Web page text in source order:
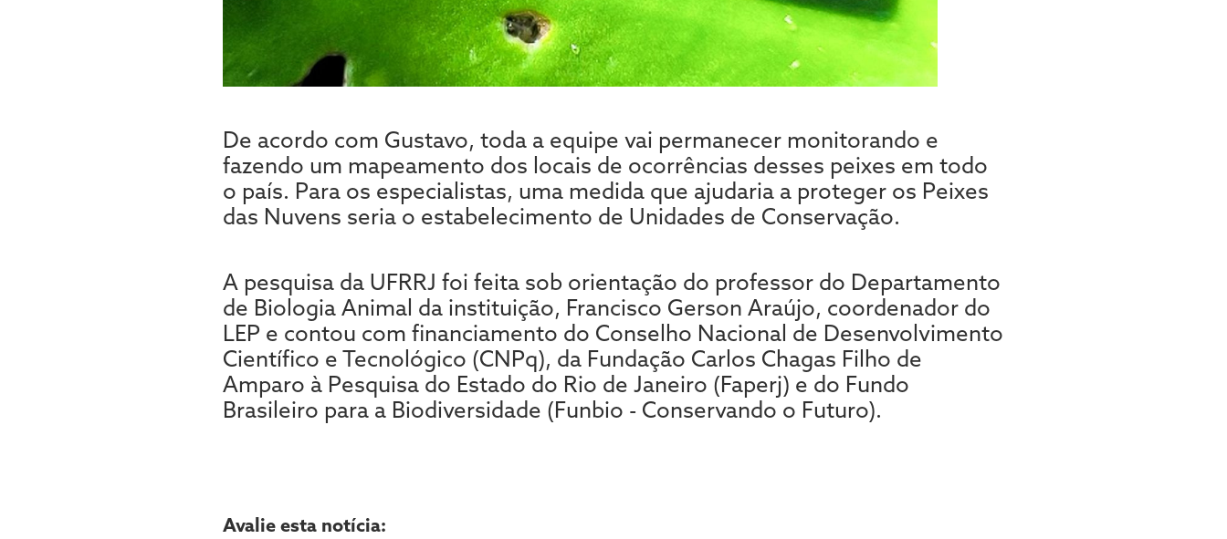
De acordo com Gustavo, toda a equipe vai permanecer monitorando e
fazendo um mapeamento dos locais de ocorrências desses peixes em todo
o país. Para os especialistas, uma medida que ajudaria a proteger os Peixes
das Nuvens seria o estabelecimento de Unidades de Conservação.
A pesquisa da UFRRJ foi feita sob orientação do professor do Departamento
de Biologia Animal da instituição, Francisco Gerson Araújo, coordenador do
LEP e contou com financiamento do Conselho Nacional de Desenvolvimento
Científico e Tecnológico (CNPq), da Fundação Carlos Chagas Filho de
Amparo à Pesquisa do Estado do Rio de Janeiro (Faperj) e do Fundo
Brasileiro para a Biodiversidade (Funbio - Conservando o Futuro).
Avalie esta notícia: